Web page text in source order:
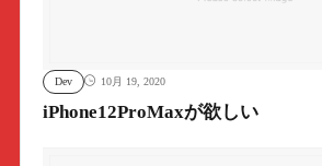
Dev 10月 19, 2020
iPhone12ProMaxが欲しい